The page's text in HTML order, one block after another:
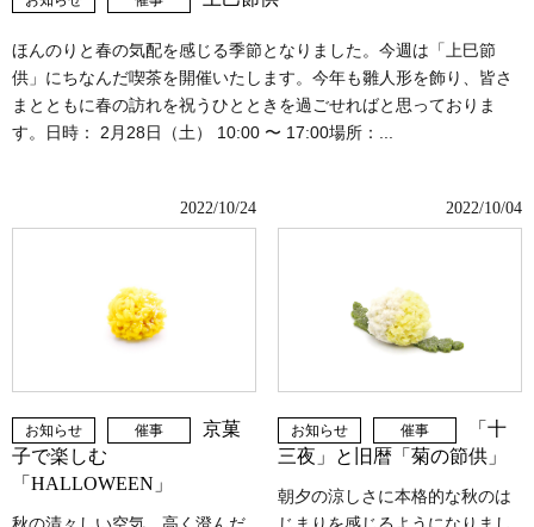
ほんのりと春の気配を感じる季節となりました。今週は「上巳節
供」にちなんだ喫茶を開催いたします。今年も雛人形を飾り、皆さ
まとともに春の訪れを祝うひとときを過ごせればと思っておりま
す。日時： 2月28日（土） 10:00 〜 17:00場所：...
2022/10/24
お知らせ 催事
京菓
子で楽しむ
「HALLOWEEN」
2022/10/04
お知らせ 催事
「十
三夜」と旧暦「菊の節供」
朝夕の涼しさに本格的な秋のは